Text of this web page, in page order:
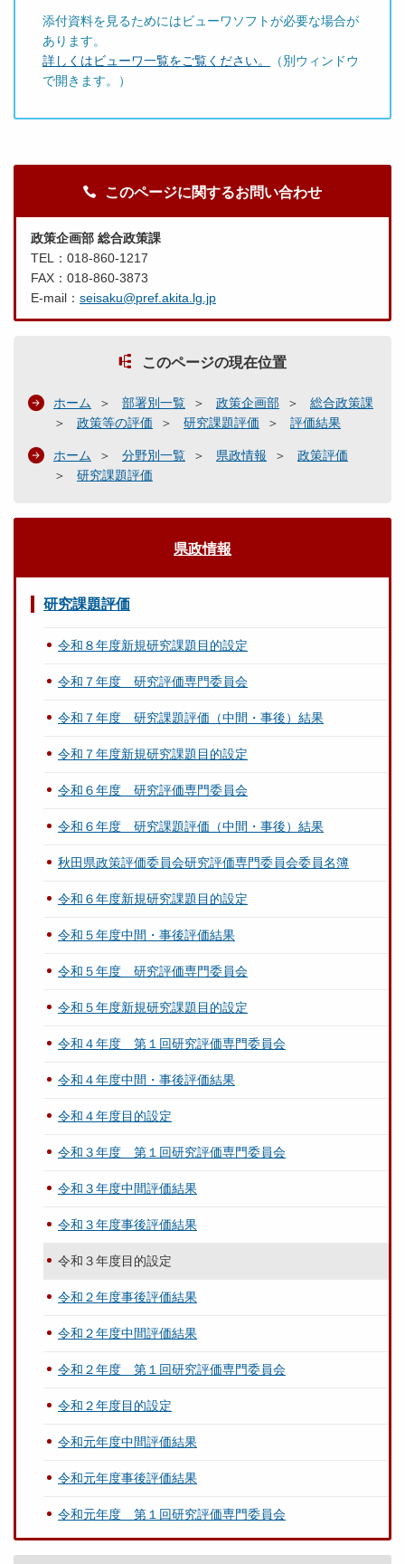
添付資料を見るためにはビューワソフトが必要な場合が
あります。
詳しくはビューワ一覧をご覧ください。
（別ウィンドウ
で開きます。）
このページに関するお問い合わせ
政策企画部 総合政策課
TEL：018-860-1217
FAX：018-860-3873
E-mail： seisaku@pref.akita.lg.jp
このページの現在位置
ホーム 部署別一覧 政策企画部
総合政策課
政策等の評価
研究課題評価 評価結果
ホーム 分野別一覧 県政情報
政策評価
研究課題評価
県政情報
研究課題評価
令和８年度新規研究課題目的設定
令和７年度 研究評価専門委員会
令和７年度 研究課題評価（中間・事後）結果
令和７年度新規研究課題目的設定
令和６年度 研究評価専門委員会
令和６年度 研究課題評価（中間・事後）結果
秋田県政策評価委員会研究評価専門委員会委員名簿
令和６年度新規研究課題目的設定
令和５年度中間・事後評価結果
令和５年度 研究評価専門委員会
令和５年度新規研究課題目的設定
令和４年度 第１回研究評価専門委員会
令和４年度中間・事後評価結果
令和４年度目的設定
令和３年度 第１回研究評価専門委員会
令和３年度中間評価結果
令和３年度事後評価結果
令和３年度目的設定
令和２年度事後評価結果
令和２年度中間評価結果
令和２年度 第１回研究評価専門委員会
令和２年度目的設定
令和元年度中間評価結果
令和元年度事後評価結果
令和元年度 第１回研究評価専門委員会